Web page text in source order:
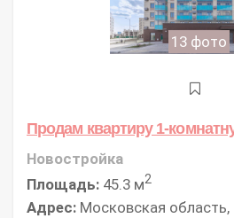
13 фото
Продам квартиру 1-
Новостройка
Площадь: 45.3 м2
Адрес: Московская